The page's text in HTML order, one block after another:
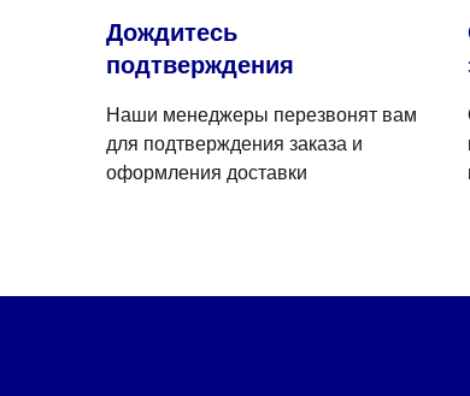
Дождитесь
подтверждения
Наши менеджеры перезвонят вам
для подтверждения заказа и
оформления доставки